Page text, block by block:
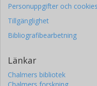
Personuppgifter och cookies
Tillgänglighet
Bibliografibearbetning
Länkar
Chalmers bibliotek